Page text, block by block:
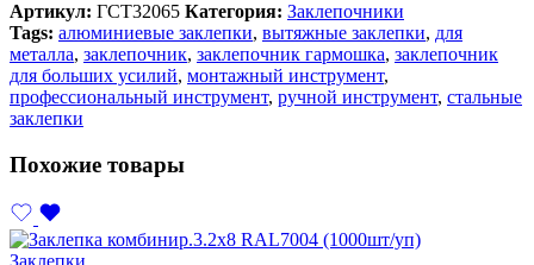
Артикул: ГСТ32065 Категория: Заклепочники
Tags: алюминиевые заклепки, вытяжные заклепки, для
металла, заклепочник, заклепочник гармошка, заклепочник
для больших усилий, монтажный инструмент,
профессиональный инструмент, ручной инструмент, стальные
заклепки
Похожие товары
Заклепки